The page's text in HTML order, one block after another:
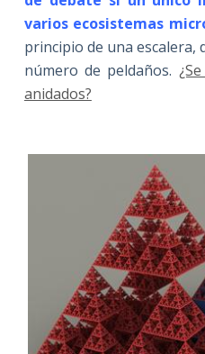
varios ecosistemas
principio de una escalera,
número de peldaños.
anidados?